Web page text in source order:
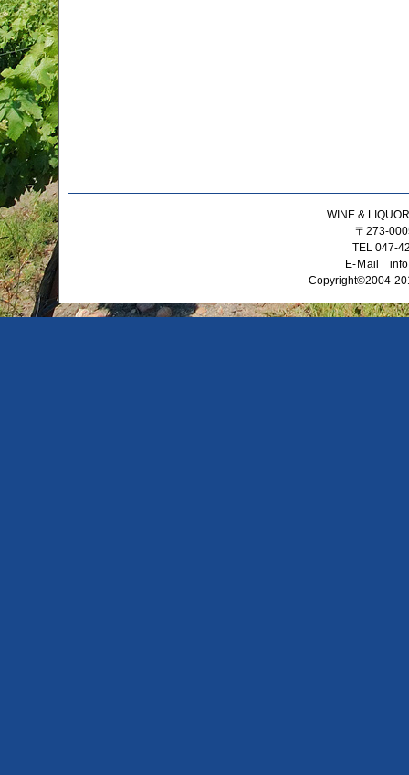
WINE &
〒273-
TEL 047-
E-Ｍail
Copyright©2004-